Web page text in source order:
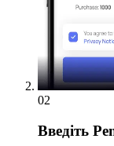
02
Введіть